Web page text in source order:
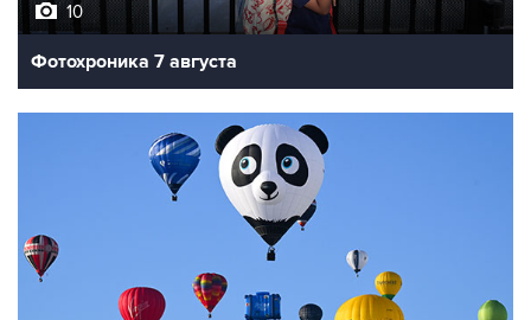
Фотохроника 7 августа